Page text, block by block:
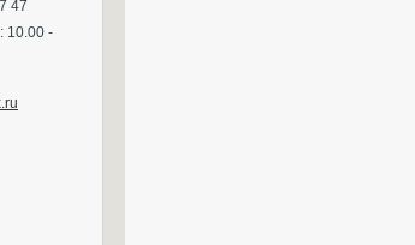
47
10.00 -